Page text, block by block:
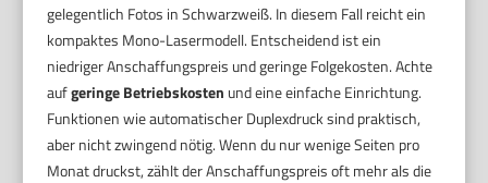
gelegentlich Fotos in Schwarzweiß. In diesem Fall reicht ein
kompaktes Mono-Lasermodell. Entscheidend ist ein
niedriger Anschaffungspreis und geringe Folgekosten. Achte
aufgeringe Betriebskosten und eine einfache Einrichtung.
Funktionen wie automatischer Duplexdruck sind praktisch,
aber nicht zwingend nötig. Wenn du nur wenige Seiten pro
Monat druckst, zählt der Anschaffungspreis oft mehr als die